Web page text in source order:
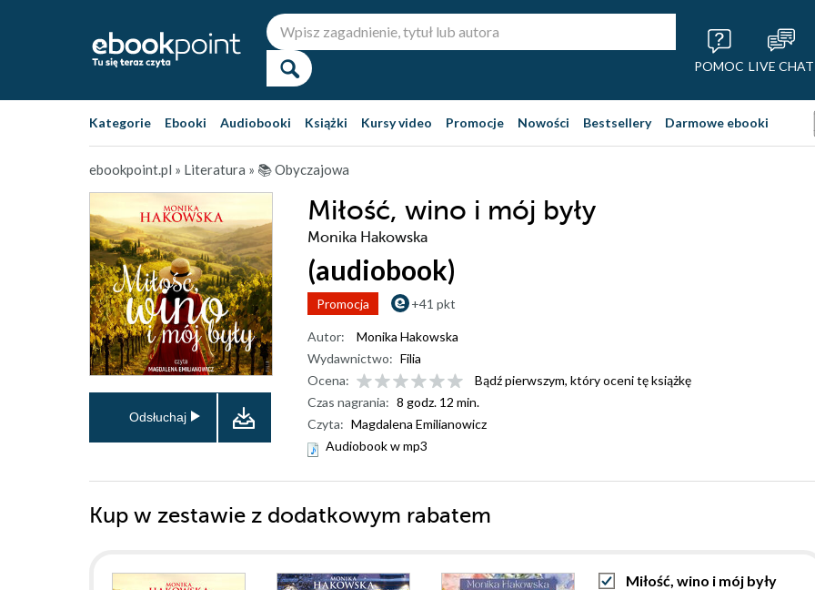
POMOC LIVE CHAT
Kategorie Ebooki Audiobooki Książki Kursy video Promocje Nowości Bestsellery Darmowe ebooki
ebookpoint.pl » Literatura » 📚 Obyczajowa
Miłość, wino i mój były
Monika Hakowska
(audiobook)
Promocja +41 pkt
Odsłuchaj
Autor:
Monika Hakowska
Wydawnictwo: Filia
Ocena:
Bądź pierwszym, który oceni tę książkę
Czas nagrania: 8 godz. 12 min.
Czyta: Magdalena Emilianowicz
Audiobook w mp3
Kup w zestawie z dodatkowym rabatem
Miłość, wino i mój były